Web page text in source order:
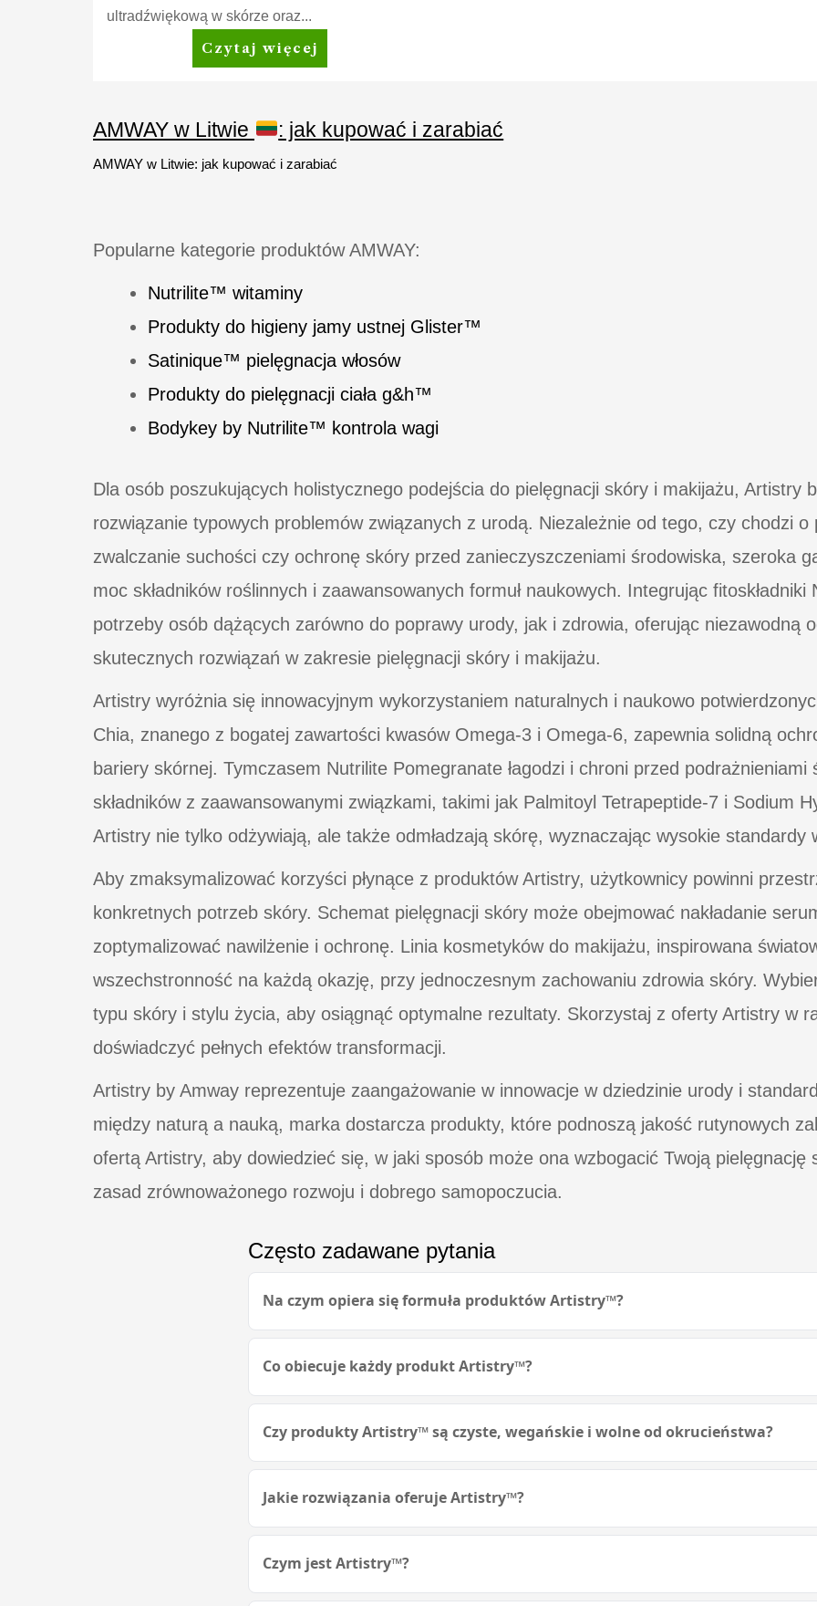
ultradźwiękową w skórze oraz...
Artistry
Derma-
Żel
regenerujący
Czytaj więcej
AMWAY w Litwie : jak kupować i zarabiać
AMWAY w Litwie: jak kupować i zarabiać
Popularne kategorie produktów AMWAY:
Nutrilite™ witaminy
Produkty do higieny jamy ustnej Glister™
Satinique™ pielęgnacja włosów
Produkty do pielęgnacji ciała g&h™
Bodykey by Nutrilite™ kontrola wagi
Dla osób poszukujących holistycznego podejścia do pielęgnacji skóry i makijażu, Artistry
rozwiązanie typowych problemów związanych z urodą. Niezależnie od tego, czy chodzi o
zwalczanie suchości czy ochronę skóry przed zanieczyszczeniami środowiska, szeroka
moc składników roślinnych i zaawansowanych formuł naukowych. Integrując
potrzeby osób dążących zarówno do poprawy urody, jak i zdrowia, oferując niezawodną
skutecznych rozwiązań w zakresie pielęgnacji skóry i makijażu.
Artistry wyróżnia się innowacyjnym wykorzystaniem naturalnych i naukowo
Chia, znanego z bogatej zawartości kwasów Omega-3 i Omega-6, zapewnia solidną
bariery skórnej. Tymczasem Nutrilite Pomegranate łagodzi i chroni przed podrażnieniami
składników z zaawansowanymi związkami, takimi jak Palmitoyl Tetrapeptide-7 i Sodium
Artistry nie tylko odżywiają, ale także odmładzają skórę, wyznaczając wysokie standardy
Aby zmaksymalizować korzyści płynące z produktów Artistry, użytkownicy powinni
konkretnych potrzeb skóry. Schemat pielęgnacji skóry może obejmować nakładanie
zoptymalizować nawilżenie i ochronę. Linia kosmetyków do makijażu, inspirowana
wszechstronność na każdą okazję, przy jednoczesnym zachowaniu zdrowia skóry.
typu skóry i stylu życia, aby osiągnąć optymalne rezultaty. Skorzystaj z oferty Artistry w
doświadczyć pełnych efektów transformacji.
Artistry by Amway reprezentuje zaangażowanie w innowacje w dziedzinie urody i
między naturą a nauką, marka dostarcza produkty, które podnoszą jakość rutynowych
ofertą Artistry, aby dowiedzieć się, w jaki sposób może ona wzbogacić Twoją
zasad zrównoważonego rozwoju i dobrego samopoczucia.
Często zadawane pytania
Na czym opiera się formuła produktów Artistry™?
Co obiecuje każdy produkt Artistry™?
Czy produkty Artistry™ są czyste, wegańskie i wolne od okrucieństwa?
Jakie rozwiązania oferuje Artistry™?
Czym jest Artistry™?